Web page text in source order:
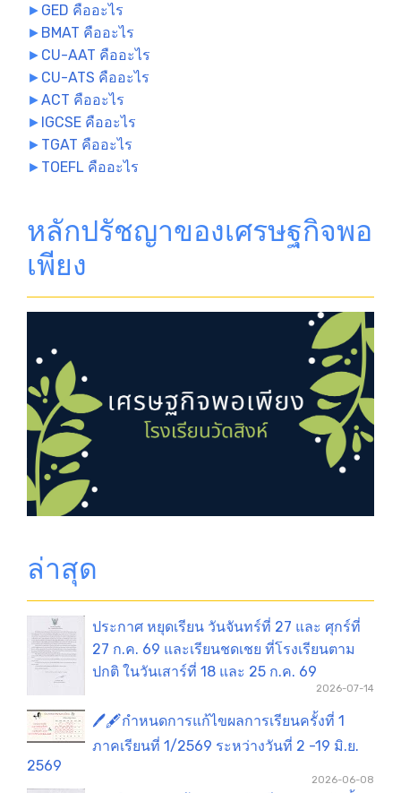
► GED คืออะไร
► BMAT คืออะไร
► CU-AAT คืออะไร
► CU-ATS คืออะไร
►ACT คืออะไร
► IGCSE คืออะไร
► TGAT คืออะไร
► TOEFL คืออะไร
หลักปรัชญาของเศรษฐกิจพอ
เพียง
ล่าสุด
ประกาศ หยุดเรียน วันจันทร์ที่ 27 และ ศุกร์ที่
27 ก.ค. 69 และเรียนชดเชย ที่โรงเรียนตาม
ปกติ ในวันเสาร์ที่ 18 และ 25 ก.ค. 69
2026-07-14
🖊️🖋️กำหนดการแก้ไขผลการเรียนครั้งที่ 1
ภาคเรียนที่ 1/2569 ระหว่างวันที่ 2 -19 มิ.ย.
2569
2026-06-08